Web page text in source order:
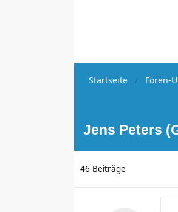
Startseite Foren-
Jens Peters
46 Beiträge